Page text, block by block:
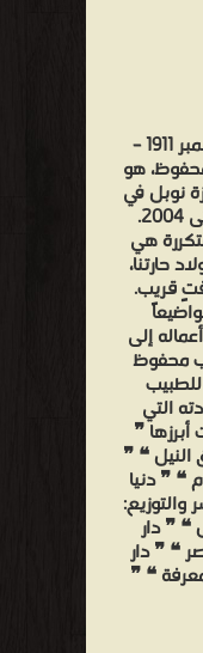
نجيب محفوظ عبد العزيز إبراهيم أحمد الباشا (11 ديسمبر 1911 –
محفوظ، هو
نوبل في
الأدب. كتب نجيب محفوظ منذ الثلاثينات، واستمر حتى 2004.
هي
حارتنا،
قريب.
إلى
محفوظ
التي
❞
النيل ❝ ❞
❝ ❞ دنيا
❝ ❞ دار
❝ ❞ دار
❝ ❞